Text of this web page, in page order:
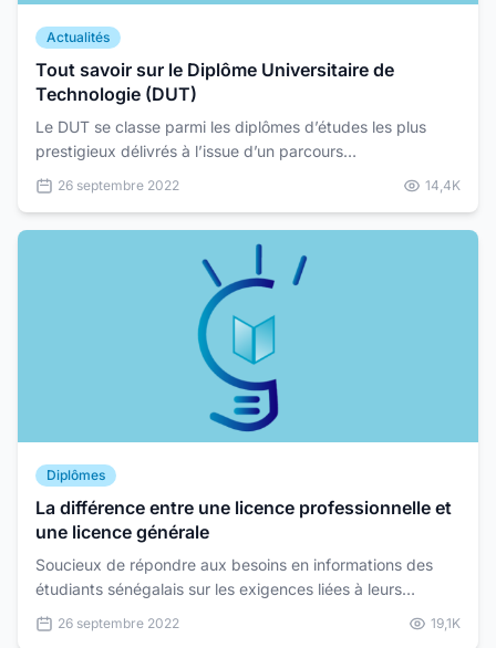
Actualités
Tout savoir sur le Diplôme Universitaire de
Technologie (DUT)
Le DUT se classe parmi les diplômes d’études les plus
prestigieux délivrés à l’issue d’un parcours
d’enseignement en technologie. Il représente un choix
stratég...
26 septembre 2022 14,4K
Diplômes
La différence entre une licence professionnelle et
une licence générale
Soucieux de répondre aux besoins en informations des
étudiants sénégalais sur les exigences liées à leurs
formations ,SAMA PARCOURS vous décortique
aujourd'hui...
26 septembre 2022 19,1K